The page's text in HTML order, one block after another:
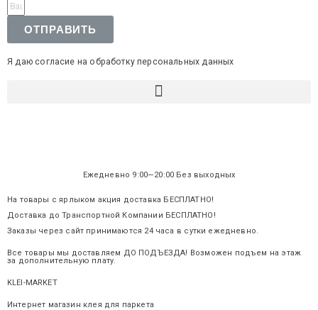
ОТПРАВИТЬ
Я даю согласие на обработку персональных данных
Ежедневно 9:00—20:00 Без выходных
На товары с ярлыком акция доставка БЕСПЛАТНО!
Доставка до Транспортной Компании БЕСПЛАТНО!
Заказы через сайт принимаются 24 часа в сутки ежедневно.
Все товары мы доставляем ДО ПОДЪЕЗДА! Возможен подъем на этаж
за дополнительную плату.
KLEI-MARKET.ru
Интернет магазин клея для паркета